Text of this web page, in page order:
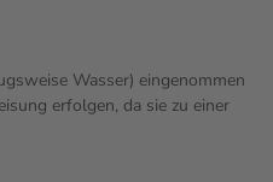
Wasser) eingenommen
erfolgen, da sie zu einer